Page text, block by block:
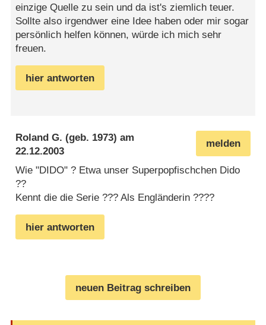
einzige Quelle zu sein und da ist's ziemlich teuer.
Sollte also irgendwer eine Idee haben oder mir sogar
persönlich helfen können, würde ich mich sehr
freuen.
hier antworten
melden
Roland G. (geb. 1973) am
22.12.2003
Wie "DIDO" ? Etwa unser Superpopfischchen Dido
??
Kennt die die Serie ??? Als Engländerin ????
hier antworten
neuen Beitrag schreiben